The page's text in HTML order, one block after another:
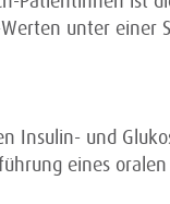
unter einer
und
eines